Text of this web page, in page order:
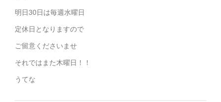
明日30日は毎週水曜日
定休日となりますので
ご留意くださいませ
それではまた木曜日！！
うてな